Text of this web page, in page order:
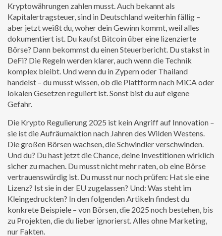
Kryptowährungen zahlen musst. Auch bekannt als
Kapitalertragsteuer, sind in Deutschland weiterhin fällig –
aber jetzt weißt du, woher dein Gewinn kommt, weil alles
dokumentiert ist. Du kaufst Bitcoin über eine lizenzierte
Börse? Dann bekommst du einen Steuerbericht. Du stakst in
DeFi? Die Regeln werden klarer, auch wenn die Technik
komplex bleibt. Und wenn du in Zypern oder Thailand
handelst – du musst wissen, ob die Plattform nach MiCA oder
lokalen Gesetzen reguliert ist. Sonst bist du auf eigene
Gefahr.
Die Krypto Regulierung 2025 ist kein Angriff auf Innovation –
sie ist die Aufräumaktion nach Jahren des Wilden Westens.
Die großen Börsen wachsen, die Schwindler verschwinden.
Und du? Du hast jetzt die Chance, deine Investitionen wirklich
sicher zu machen. Du musst nicht mehr raten, ob eine Börse
vertrauenswürdig ist. Du musst nur noch prüfen: Hat sie eine
Lizenz? Ist sie in der EU zugelassen? Und: Was steht im
Kleingedruckten? In den folgenden Artikeln findest du
konkrete Beispiele – von Börsen, die 2025 noch bestehen, bis
zu Projekten, die du lieber ignorierst. Alles ohne Marketing,
nur Fakten.